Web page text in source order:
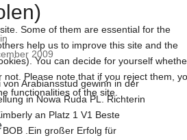
2009
Arabiansstud gewinn in der
in Nowa Ruda PL. Richterin
an Platz 1 V1 Beste
BOB .Ein großer Erfolg für
Some of them are essential for the
help us to improve this site and the
You can decide for yourself
not. Please note that if you reject them,
functionalities of the site.